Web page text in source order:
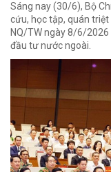
Sáng nay (30/6), Bộ
cứu, học tập, quán
NQ/TW ngày 8/6/2026
đầu tư nước ngoài.